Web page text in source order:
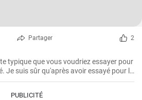
Partager 2
typique que vous voudriez essayer pour
Je suis sûr qu'après avoir essayé pour la
magique, puissante et saine à la fois,
des réserves à la maison.
PUBLICITÉ